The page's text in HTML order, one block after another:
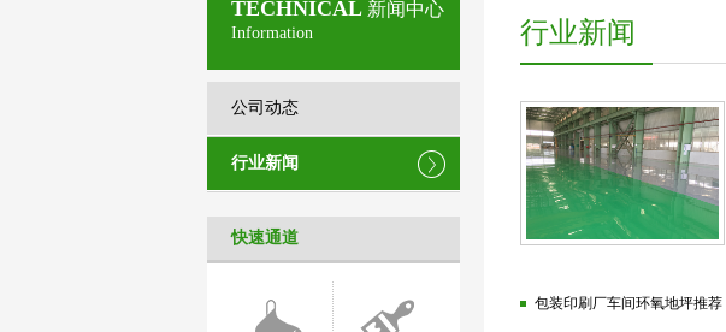
TECHNICAL 新闻中心
Information
公司动态
行业新闻
快速通道
行业新闻
包装印刷厂车间环氧地坪推荐